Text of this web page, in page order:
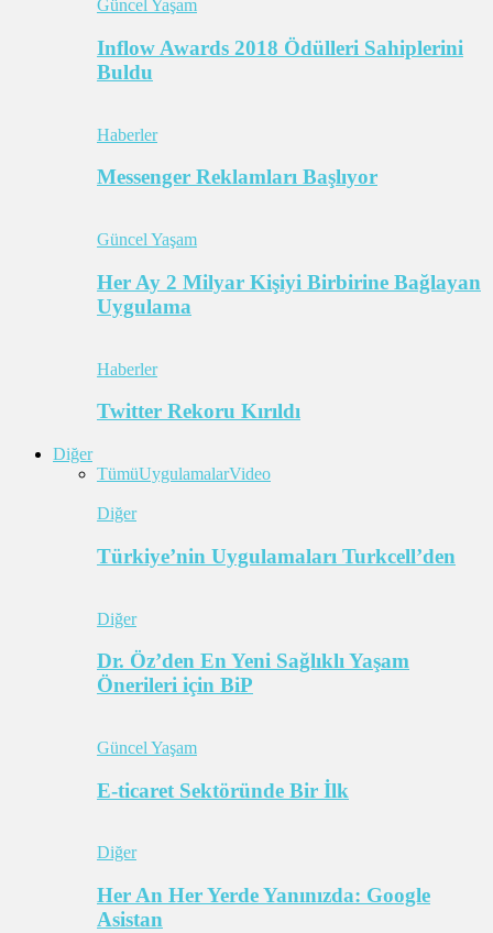
Güncel Yaşam
Inflow Awards 2018 Ödülleri Sahiplerini
Buldu
Haberler
Messenger Reklamları Başlıyor
Güncel Yaşam
Her Ay 2 Milyar Kişiyi Birbirine Bağlayan
Uygulama
Haberler
Twitter Rekoru Kırıldı
Diğer
TümüUygulamalarVideo
Diğer
Türkiye’nin Uygulamaları Turkcell’den
Diğer
Dr. Öz’den En Yeni Sağlıklı Yaşam
Önerileri için BiP
Güncel Yaşam
E-ticaret Sektöründe Bir İlk
Diğer
Her An Her Yerde Yanınızda: Google
Asistan